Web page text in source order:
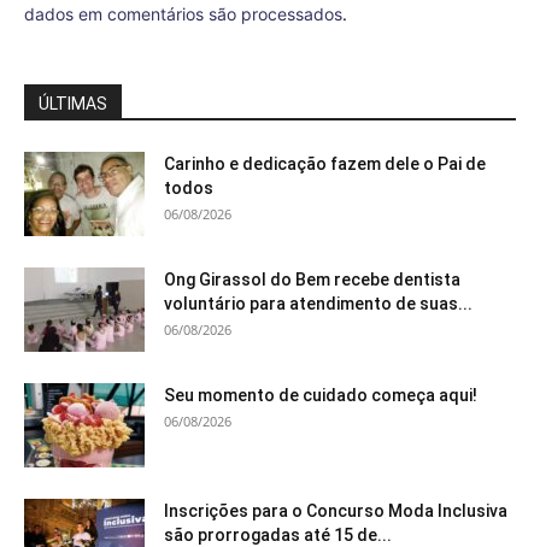
dados em comentários são processados.
ÚLTIMAS
Carinho e dedicação fazem dele o Pai de
todos
06/08/2026
Ong Girassol do Bem recebe dentista
voluntário para atendimento de suas...
06/08/2026
Seu momento de cuidado começa aqui!
06/08/2026
Inscrições para o Concurso Moda Inclusiva
são prorrogadas até 15 de...